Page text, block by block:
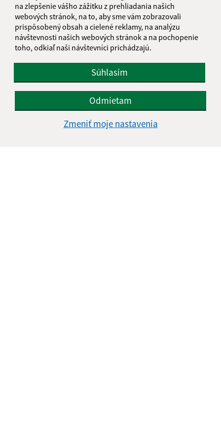
na zlepšenie vášho zážitku z prehliadania našich
webových stránok, na to, aby sme vám zobrazovali
prispôsobený obsah a cielené reklamy, na analýzu
návštevnosti našich webových stránok a na pochopenie
toho, odkiaľ naši návštevníci prichádzajú.
Súhlasím
Odmietam
Zmeniť moje nastavenia
Obecný úrad Ľubotín
Na rovni 302/12
065 41 Ľubotín
info@lubotin.sk
+421 52 49 21 311
IČO: 00330035